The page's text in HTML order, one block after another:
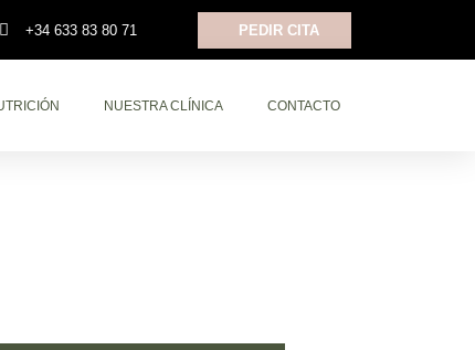
+34 633 83 80 71 PEDIR CITA
NUESTRA CLÍNICA CONTACTO